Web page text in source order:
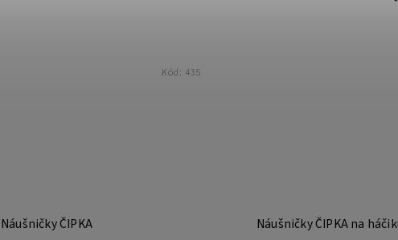
Náušničky ČIPKA
Kód: 435
Náušničky ČIPKA na